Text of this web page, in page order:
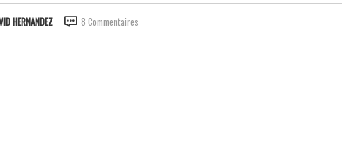
HERNANDEZ 8 Commentaires